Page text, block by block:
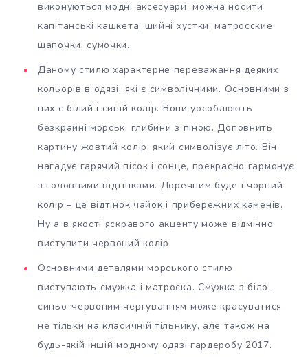
виконуються модні аксесуари: можна носити
капітанські кашкета, шийні хустки, матросские
шапочки, сумочки.
Даному стилю характерне переважання деяких
кольорів в одязі, які є символічними. Основними з
них є білий і синій колір. Вони уособлюють
безкрайні морські глибини з піною. Доповнить
картину жовтий колір, який символізує літо. Він
нагадує гарячий пісок і сонце, прекрасно гармонує
з головними відтінками. Доречним буде і чорний
колір – це відтінок чайок і прибережних каменів.
Ну а в якості яскравого акценту може відмінно
виступити червоний колір.
Основними деталями морського стилю
виступають смужка і матроска. Смужка з біло-
синьо-червоним чергуванням може красуватися
не тільки на класичній тільнику, але також на
будь-якій іншій модному одязі гардеробу 2017.